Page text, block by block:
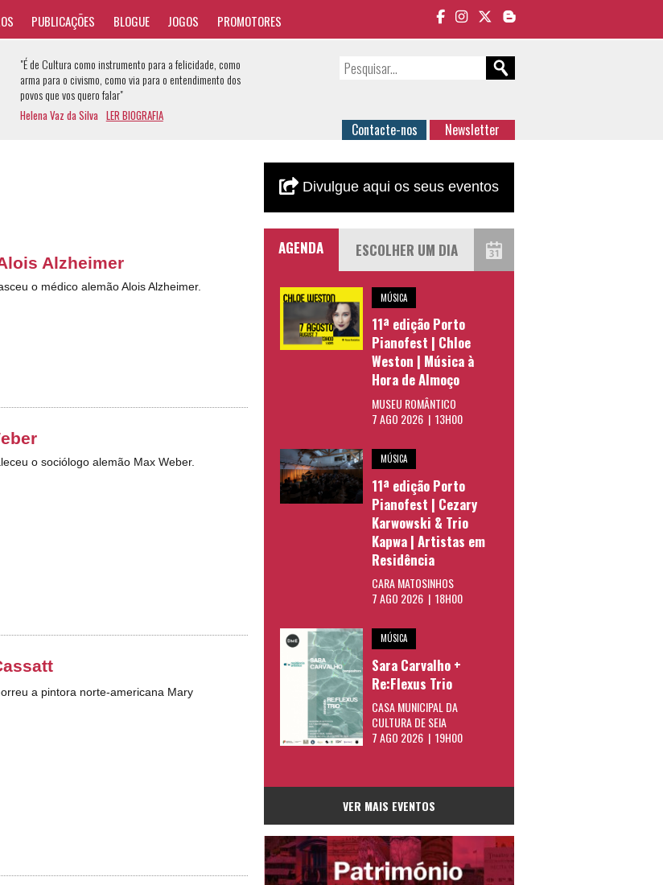
PUBLICAÇÕES BLOGUE JOGOS PROMOTORES
"É de Cultura como instrumento para a felicidade, como
arma para o civismo, como via para o entendimento dos
povos que vos quero falar"
Helena Vaz da Silva LER BIOGRAFIA
Contacte-nos Newsletter
Alzheimer
o médico alemão Alois Alzheimer.
o sociólogo alemão Max Weber.
a pintora norte-americana Mary
Divulgue aqui os seus eventos
AGENDA
MÚSICA
11ª edição Porto
Pianofest | Chloe
Weston | Música à
Hora de Almoço
MUSEU ROMÂNTICO
7 AGO 2026 | 13H00
MÚSICA
11ª edição Porto
Pianofest | Cezary
Karwowski & Trio
Kapwa | Artistas em
Residência
CARA MATOSINHOS
7 AGO 2026 | 18H00
MÚSICA
Sara Carvalho +
Re:Flexus Trio
CASA MUNICIPAL DA
CULTURA DE SEIA
7 AGO 2026 | 19H00
VER MAIS EVENTOS